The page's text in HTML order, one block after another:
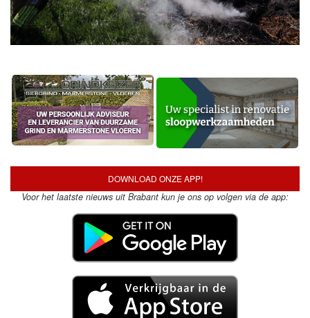
DOWNLOAD ONZE APP!
Voor het laatste nieuws uit Brabant kun je ons op volgen via de app: